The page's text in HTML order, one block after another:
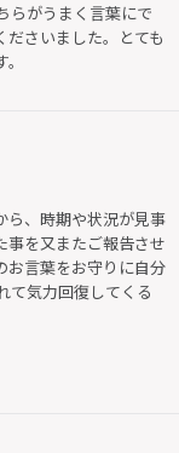
らがうまく言葉にで
さいました。とても
ら、時期や状況が見事
事を又またご報告させ
お言葉をお守りに自分
て気力回復してくる